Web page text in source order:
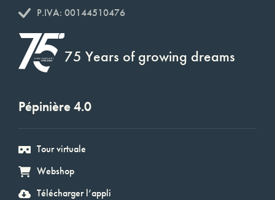
P.IVA: 00144510476
75 Years of growing dreams
Pépinière 4.0
Tour virtuale
Webshop
Télécharger l’appli